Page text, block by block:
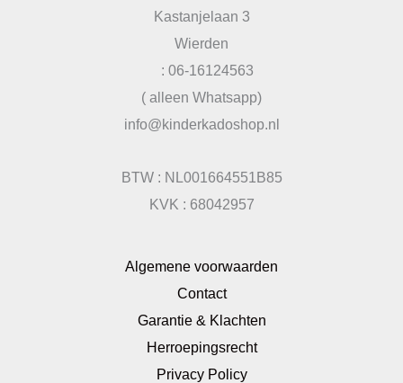
Kastanjelaan 3
Wierden
: 06-16124563
( alleen Whatsapp)
info@kinderkadoshop.nl
BTW : NL001664551B85
KVK : 68042957
Algemene voorwaarden
Contact
Garantie & Klachten
Herroepingsrecht
Privacy Policy